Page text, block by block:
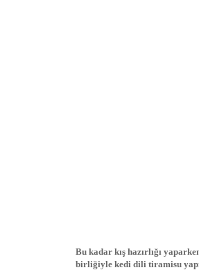
Bu kadar kış hazırlığı
birliğiyle kedi dili tiramisu